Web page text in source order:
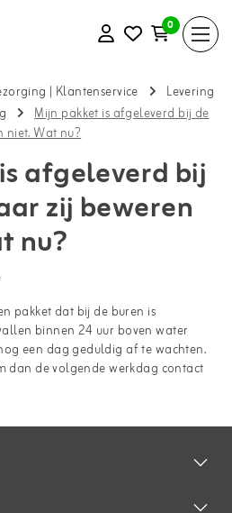
0
| Klantenservice
Levering
Mijn pakket is afgeleverd bij de
niet. Wat nu?
afgeleverd bij
zij beweren
nu?
pakket dat bij de buren is
binnen 24 uur boven water
een dag geduldig af te wachten.
dan de volgende werkdag contact